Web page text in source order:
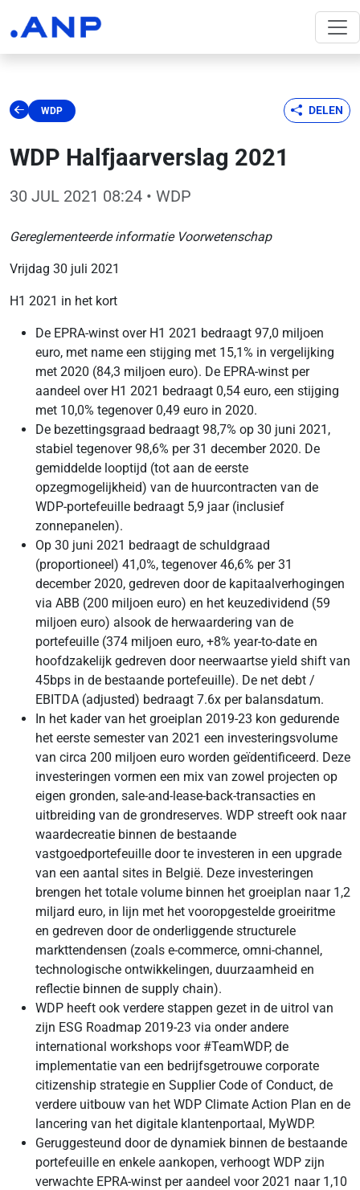
WDP DELEN
WDP Halfjaarverslag 2021
30 JUL 2021 08:24 • WDP
Gereglementeerde informatie Voorwetenschap
Vrijdag 30 juli 2021
H1 2021 in het kort
De EPRA-winst over H1 2021 bedraagt 97,0 miljoen
euro, met name een stijging met 15,1% in vergelijking
met 2020 (84,3 miljoen euro). De EPRA-winst per
aandeel over H1 2021 bedraagt 0,54 euro, een stijging
met 10,0% tegenover 0,49 euro in 2020.
De bezettingsgraad bedraagt 98,7% op 30 juni 2021,
stabiel tegenover 98,6% per 31 december 2020. De
gemiddelde looptijd (tot aan de eerste
opzegmogelijkheid) van de huurcontracten van de
WDP-portefeuille bedraagt 5,9 jaar (inclusief
zonnepanelen).
Op 30 juni 2021 bedraagt de schuldgraad
(proportioneel) 41,0%, tegenover 46,6% per 31
december 2020, gedreven door de kapitaalverhogingen
via ABB (200 miljoen euro) en het keuzedividend (59
miljoen euro) alsook de herwaardering van de
portefeuille (374 miljoen euro, +8% year-to-date en
hoofdzakelijk gedreven door neerwaartse yield shift van
45bps in de bestaande portefeuille). De net debt /
EBITDA (adjusted) bedraagt 7.6x per balansdatum.
In het kader van het groeiplan 2019-23 kon gedurende
het eerste semester van 2021 een investeringsvolume
van circa 200 miljoen euro worden geïdentificeerd. Deze
investeringen vormen een mix van zowel projecten op
eigen gronden, sale-and-lease-back-transacties en
uitbreiding van de grondreserves. WDP streeft ook naar
waardecreatie binnen de bestaande
vastgoedportefeuille door te investeren in een upgrade
van een aantal sites in België. Deze investeringen
brengen het totale volume binnen het groeiplan naar 1,2
miljard euro, in lijn met het vooropgestelde groeiritme
en gedreven door de onderliggende structurele
markttendensen (zoals e-commerce, omni-channel,
technologische ontwikkelingen, duurzaamheid en
reflectie binnen de supply chain).
WDP heeft ook verdere stappen gezet in de uitrol van
zijn ESG Roadmap 2019-23 via onder andere
international workshops voor #TeamWDP, de
implementatie van een bedrijfsgetrouwe corporate
citizenship strategie en Supplier Code of Conduct, de
verdere uitbouw van het WDP Climate Action Plan en de
lancering van het digitale klantenportaal, MyWDP.
Geruggesteund door de dynamiek binnen de bestaande
portefeuille en enkele aankopen, verhoogt WDP zijn
verwachte EPRA-winst per aandeel voor 2021 naar 1,10